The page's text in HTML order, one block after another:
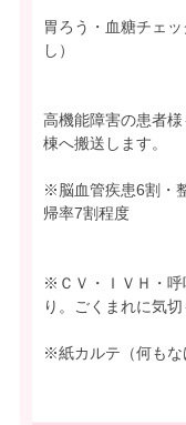
胃ろう・血糖チェ
し）
高機能障害の患者
棟へ搬送します。
※脳血管疾患6割・
帰率7割程度
※ＣＶ・ＩＶＨ・呼
り。ごくまれに気切
※紙カルテ（何もな